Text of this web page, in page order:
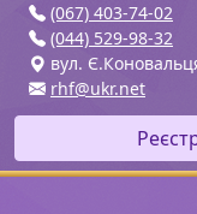
(067) 403-74-02
(044) 529-98-32
вул.
rhf@ukr.net